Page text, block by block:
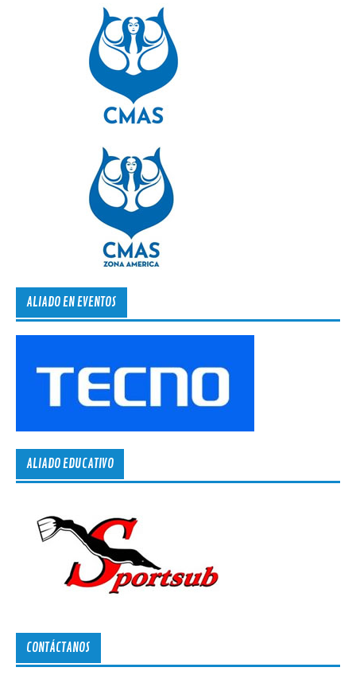
ALIADO EN EVENTOS
ALIADO EDUCATIVO
CONTÁCTANOS